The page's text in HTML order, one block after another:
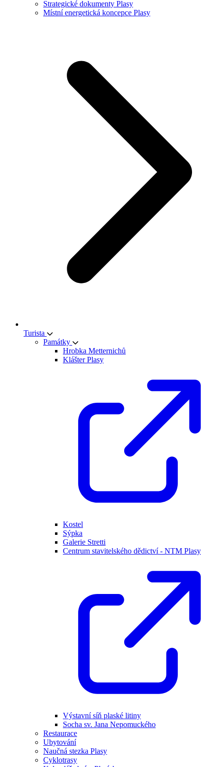
Strategické dokumenty Plasy
Místní energetická koncepce Plasy
Turista
Památky
Hrobka Metternichů
Klášter Plasy
Kostel
Sýpka
Galerie Stretti
Centrum stavitelského dědictví - NTM Plasy
Výstavní síň plaské litiny
Socha sv. Jana Nepomuckého
Restaurace
Ubytování
Naučná stezka Plasy
Cyklotrasy